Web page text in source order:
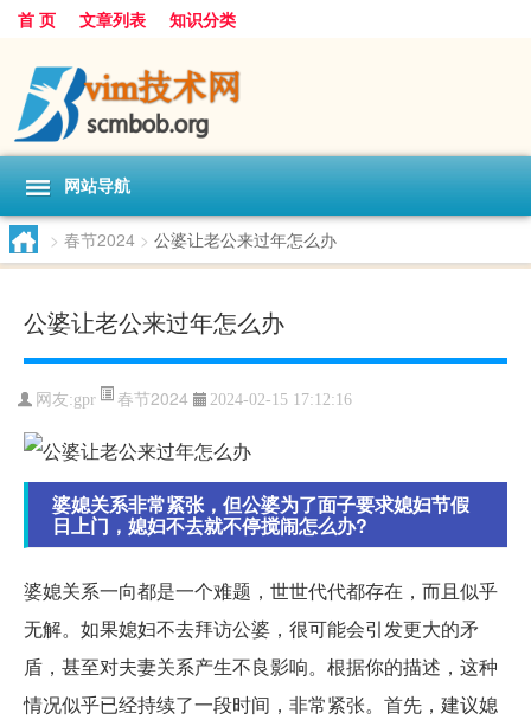
首 页 文章列表 知识分类
网站导航
> 春节2024 > 公婆让老公来过年怎么办
公婆让老公来过年怎么办
网友:gpr 春节2024 2024-02-15 17:12:16
婆媳关系非常紧张，但公婆为了面子要求媳妇节假
日上门，媳妇不去就不停搅闹怎么办?
婆媳关系一向都是一个难题，世世代代都存在，而且似乎
无解。如果媳妇不去拜访公婆，很可能会引发更大的矛
盾，甚至对夫妻关系产生不良影响。根据你的描述，这种
情况似乎已经持续了一段时间，非常紧张。首先，建议媳